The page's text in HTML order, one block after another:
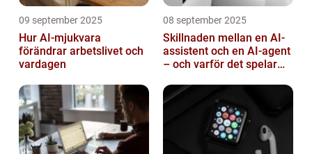
09 september 2025
Hur AI-mjukvara
förändrar arbetslivet och
vardagen
08 september 2025
Skillnaden mellan en AI-
assistent och en AI-agent
– och varför det spelar